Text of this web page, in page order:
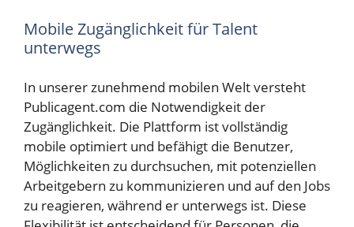
Mobile Zugänglichkeit für Talent
unterwegs
In unserer zunehmend mobilen Welt versteht
Publicagent.com die Notwendigkeit der
Zugänglichkeit. Die Plattform ist vollständig
mobile optimiert und befähigt die Benutzer,
Möglichkeiten zu durchsuchen, mit potenziellen
Arbeitgebern zu kommunizieren und auf den Jobs
zu reagieren, während er unterwegs ist. Diese